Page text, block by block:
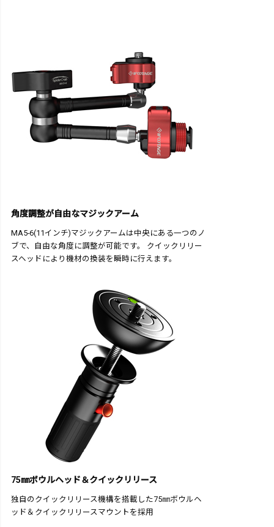
角度調整が自由なマジックアーム
MA5-6(11インチ)マジックアームは中央にある一つのノ
ブで、自由な角度に調整が可能です。 クイックリリー
スヘッドにより機材の換装を瞬時に行えます。
75㎜ボウルヘッド＆クイックリリース
独自のクイックリリース機構を搭載した75㎜ボウルヘ
ッド＆クイックリリースマウントを採用